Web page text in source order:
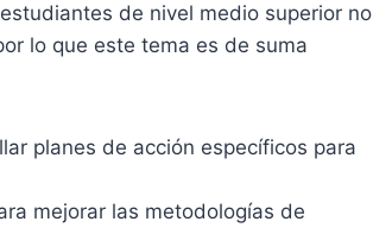
de nivel medio superior no
lo que este tema es de suma
planes de acción específicos para
mejorar las metodologías de